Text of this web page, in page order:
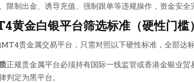
限制出金、诱导充值、强制跟单等违规操作，资金安全
黄金白银平台筛选标准（硬性门槛）
贵金属交易平台，只需对照以下硬性标准，全部达
正规贵金属平台必须持有国际一线监管或香港金银业
判定为黑平台。